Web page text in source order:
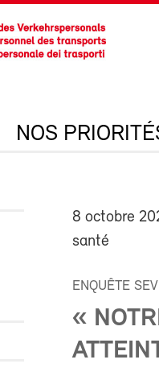
NOS
8 octobre
santé
ENQUÊTE SEV
«